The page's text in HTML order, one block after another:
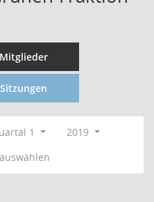
Mitglieder
Sitzungen
1
2019